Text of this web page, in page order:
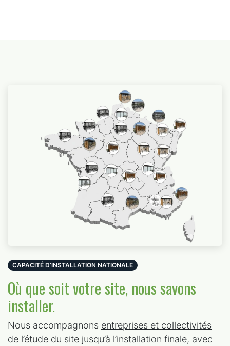
CAPACITÉ D’INSTALLATION NATIONALE
Où que soit votre site, nous savons
installer.
Nous accompagnons entreprises et collectivités
de l’étude du site jusqu’à l’installation finale, avec